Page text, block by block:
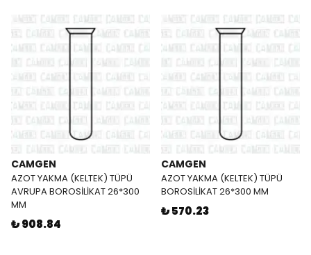
CAMGEN
AZOT YAKMA (KELTEK) TÜPÜ
AVRUPA BOROSİLİKAT 26*300
MM
₺ 908.84
CAMGEN
AZOT YAKMA (KELTEK) TÜPÜ
BOROSİLİKAT 26*300 MM
₺ 570.23